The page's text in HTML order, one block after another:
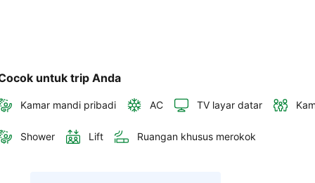
untuk trip Anda
Kamar mandi pribadi AC TV layar datar
Shower Lift Ruangan khusus merokok